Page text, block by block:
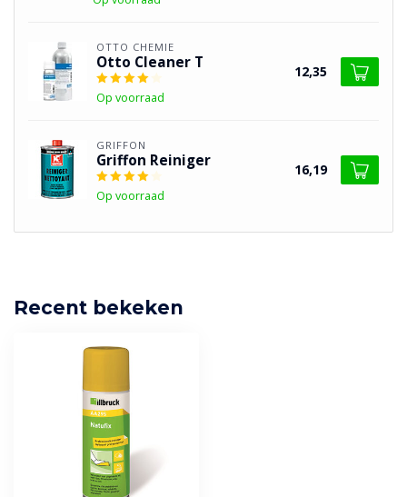
OTTO CHEMIE
Otto Cleaner T
Op voorraad
12,35
GRIFFON
Griffon Reiniger
Op voorraad
16,19
Recent bekeken